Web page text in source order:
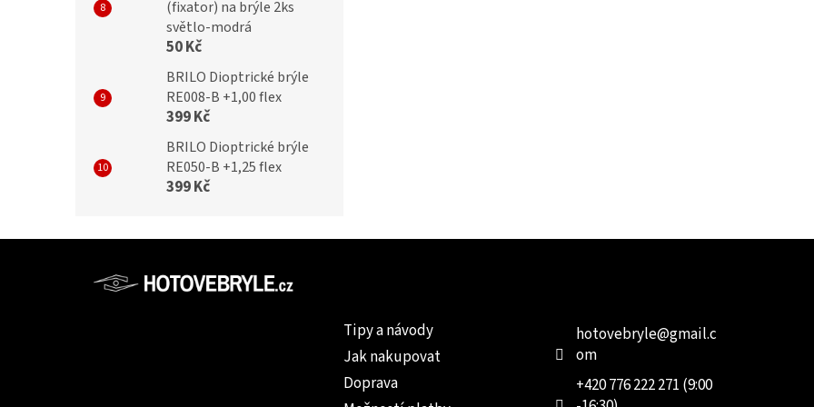
(fixator) na brýle 2ks
světlo-modrá
50 Kč
BRILO Dioptrické brýle
RE008-B +1,00 flex
399 Kč
BRILO Dioptrické brýle
RE050-B +1,25 flex
399 Kč
Tipy a návody
Jak nakupovat
Doprava
hotovebryle@gmail.c
om
+420 776 222 271 (9:00